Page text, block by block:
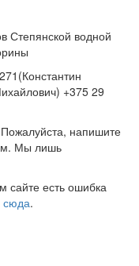
Степянской водной
+375 29
напишите
Мы лишь
сайте есть ошибка
сюда.